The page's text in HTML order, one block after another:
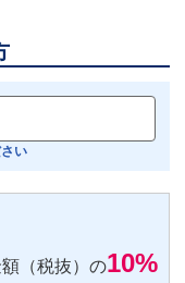
応
い
（税抜）の10%